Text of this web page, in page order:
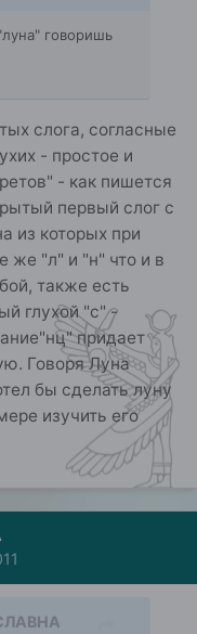
говоришь
слога, согласные
- простое и
- как пишется
первый слог с
из которых при
же "л" и "н" что и в
также есть
глухой "с" -
придает
Говоря Луна
бы сделать луну
изучить его